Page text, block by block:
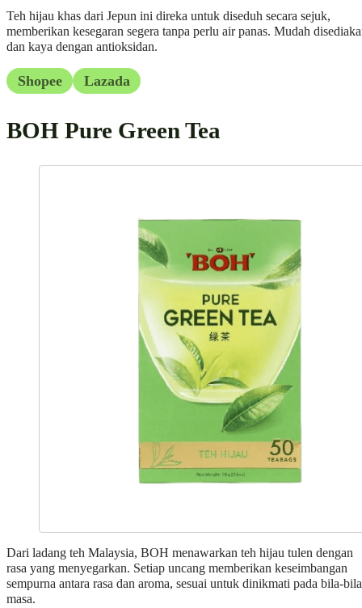
Teh hijau khas dari Jepun ini direka untuk diseduh secara sejuk,
memberikan kesegaran segera tanpa perlu air panas. Mudah
dan kaya dengan antioksidan.
Shopee Lazada
BOH Pure Green Tea
Dari ladang teh Malaysia, BOH menawarkan teh hijau tulen dengan
rasa yang menyegarkan. Setiap uncang memberikan keseimbangan
sempurna antara rasa dan aroma, sesuai untuk dinikmati pada bila-bila
masa.